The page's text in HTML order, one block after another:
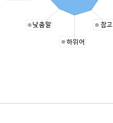
참
하위어
낮춤말